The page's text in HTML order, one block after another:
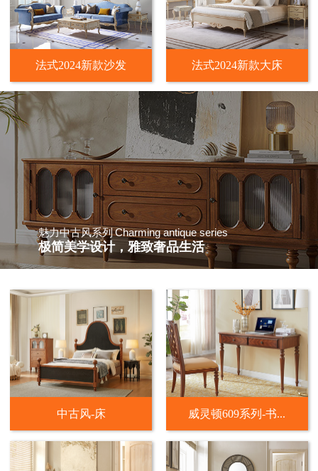
法式2024新款沙发 法式2024新款大床
魅力中古风系列 Charming antique series
极简美学设计，雅致奢品生活
中古风-床 威灵顿609系列-书...